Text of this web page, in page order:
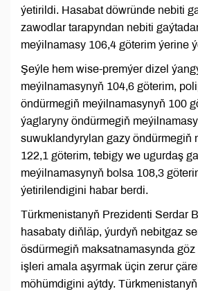
ýetirildi. Hasabat döwründe nebiti
zawodlar tarapyndan nebiti
meýilnamasy 106,4 göterim ýerine
Şeýle hem wise-premýer dizel
meýilnamasynyň 104,6 göterim,
öndürmegiň meýilnamasynyň 100
ýaglaryny öndürmegiň
suwuklandyrylan gazy öndürmegiň
122,1 göterim, tebigy we ugurdaş
meýilnamasynyň bolsa 108,3
ýetirilendigini habar berdi.
Türkmenistanyň Prezidenti Serdar
hasabaty diňläp, ýurdyň nebitgaz
ösdürmegiň maksatnamasynda
işleri amala aşyrmak üçin zerur
möhümdigini aýtdy.